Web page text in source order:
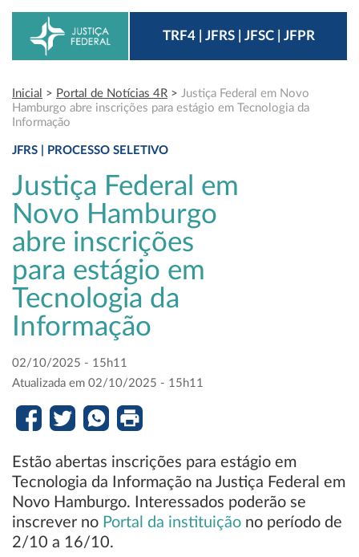
TRF4 | JFRS | JFSC | JFPR
Inicial > Portal de Notícias 4R > Justiça Federal em Novo
Hamburgo abre inscrições para estágio em Tecnologia da
Informação
JFRS | PROCESSO SELETIVO
Justiça Federal em
Novo Hamburgo
abre inscrições
para estágio em
Tecnologia da
Informação
02/10/2025 - 15h11
Atualizada em 02/10/2025 - 15h11
Estão abertas inscrições para estágio em
Tecnologia da Informação na Justiça Federal em
Novo Hamburgo. Interessados poderão se
inscrever no Portal da instituição no período de
2/10 a 16/10.